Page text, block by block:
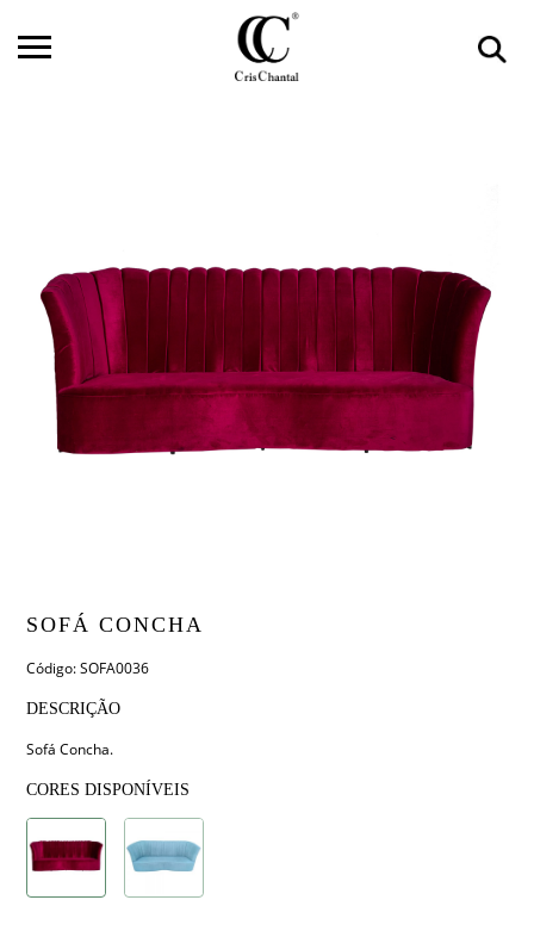
SOFÁ CONCHA
Código: SOFA0036
DESCRIÇÃO
Sofá Concha.
CORES DISPONÍVEIS